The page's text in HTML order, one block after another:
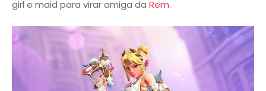
girl e maid para virar amiga da Rem.